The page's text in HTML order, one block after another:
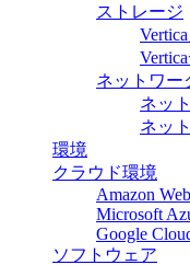
ストレージ
ネットワー
ネッ
ネッ
環境
クラウド環境
Amazon
Microsoft
Google
ソフトウェア